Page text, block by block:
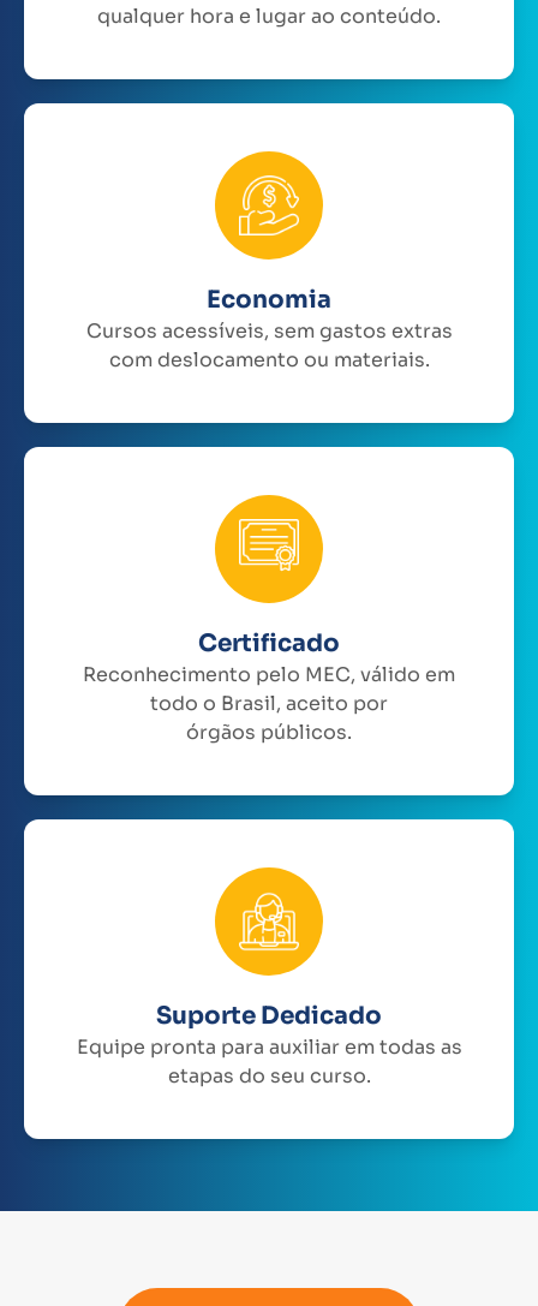
qualquer hora e lugar ao conteúdo.
Economia
Cursos acessíveis, sem gastos extras
com deslocamento ou materiais.
Certificado
Reconhecimento pelo MEC, válido em
todo o Brasil, aceito por
órgãos públicos.
Suporte Dedicado
Equipe pronta para auxiliar em todas as
etapas do seu curso.